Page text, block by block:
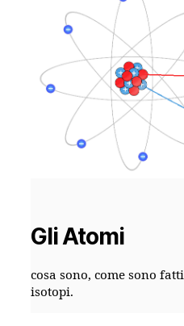
Gli Atomi
cosa sono, come sono
isotopi.